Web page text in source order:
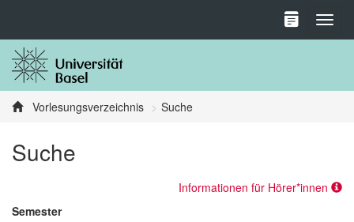
Vorlesungsverzeichnis Suche
Suche
Informationen für Hörer*innen
Semester